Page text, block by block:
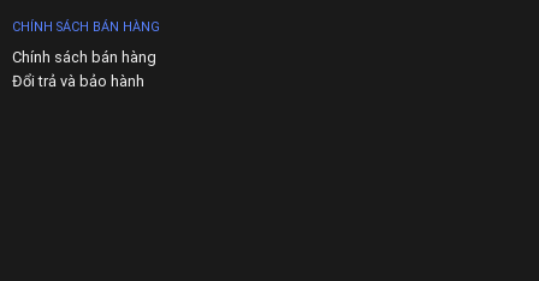
CHÍNH SÁCH BÁN HÀNG
Chính sách bán hàng
Đổi trả và bảo hành